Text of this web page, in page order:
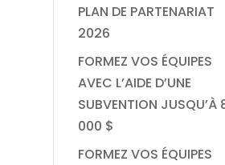
PLAN DE PARTENARIAT
2026
FORMEZ VOS ÉQUIPES
AVEC L’AIDE D’UNE
SUBVENTION JUSQU’À
000 $
FORMEZ VOS ÉQUIPES